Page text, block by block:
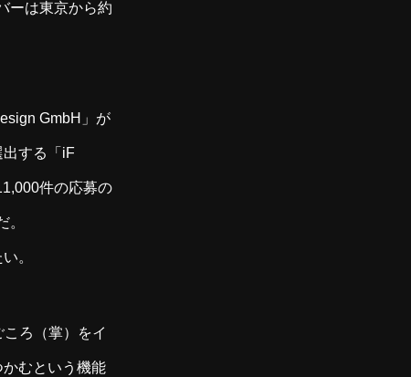
ーは東京から約
GmbH」が
出する「iF
件の応募の
。
ろ（掌）をイ
むという機能